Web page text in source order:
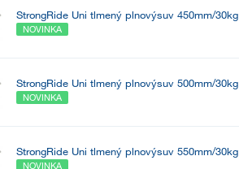
StrongRide Uni tlmený plnovýsuv 450mm/30kg
NOVINKA
StrongRide Uni tlmený plnovýsuv 500mm/30kg
NOVINKA
StrongRide Uni tlmený plnovýsuv 550mm/30kg
NOVINKA